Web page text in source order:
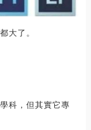
大了。
科，但其實它專